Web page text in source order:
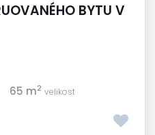
BYTU V
65 m2 velikost